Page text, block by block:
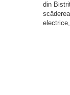
din